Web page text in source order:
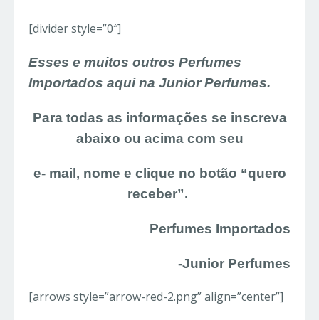
[divider style=”0″]
Esses e muitos outros Perfumes
Importados aqui na Junior Perfumes.
Para todas as informações se inscreva
abaixo ou acima com seu
e- mail, nome e clique no botão “quero
receber”.
Perfumes Importados
-Junior Perfumes
[arrows style=”arrow-red-2.png” align=”center”]